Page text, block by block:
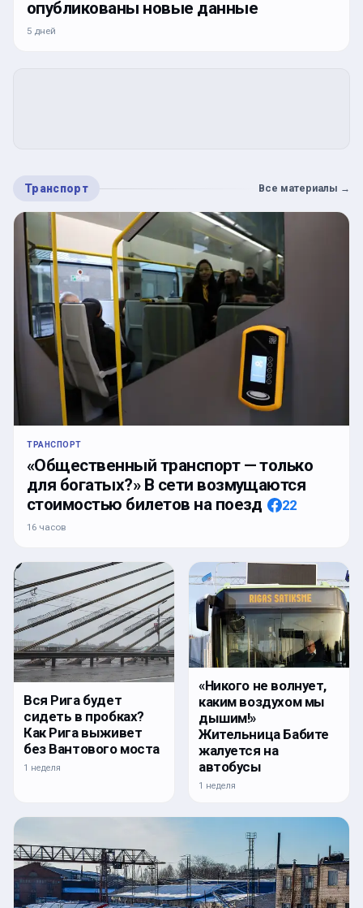
опубликованы новые данные
5 дней
Транспорт Все материалы →
ТРАНСПОРТ
«Общественный транспорт — только
для богатых?» В сети возмущаются
стоимостью билетов на поезд
22
16 часов
Вся Рига будет
сидеть в пробках?
Как Рига выживет
без Вантового моста
1 неделя
«Никого не волнует,
каким воздухом мы
дышим!»
Жительница Бабите
жалуется на
автобусы
1 неделя